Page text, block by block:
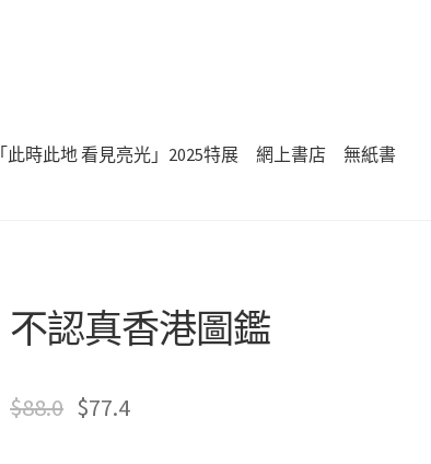
「此時此地 看見亮光」2025特展 網上書店
無紙書
不認真香港圖鑑
$88.0 $77.4